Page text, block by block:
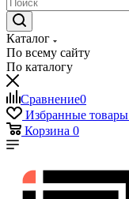
Каталог
По всему сайту
По каталогу
Сравнение0
Избранные товары
Корзина 0